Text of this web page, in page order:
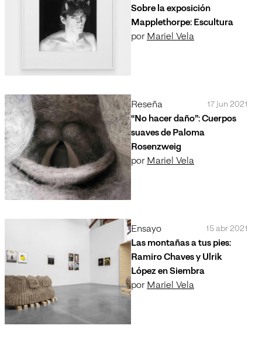
Sobre la exposición
Mapplethorpe: Escultura
por Mariel Vela
Reseña 17 jun 2021
“No hacer daño”: Cuerpos
suaves de Paloma
Rosenzweig
por Mariel Vela
Ensayo 15 abr 2021
Las montañas a tus pies:
Ramiro Chaves y Ulrik
López en Siembra
por Mariel Vela